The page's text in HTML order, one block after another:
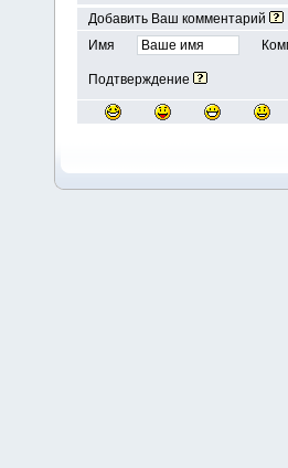
Добавить Ваш комментарий
Имя
Подтверждение